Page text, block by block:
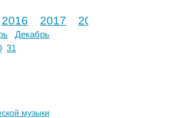
2016 2017 2018
Декабрь
31
музыки